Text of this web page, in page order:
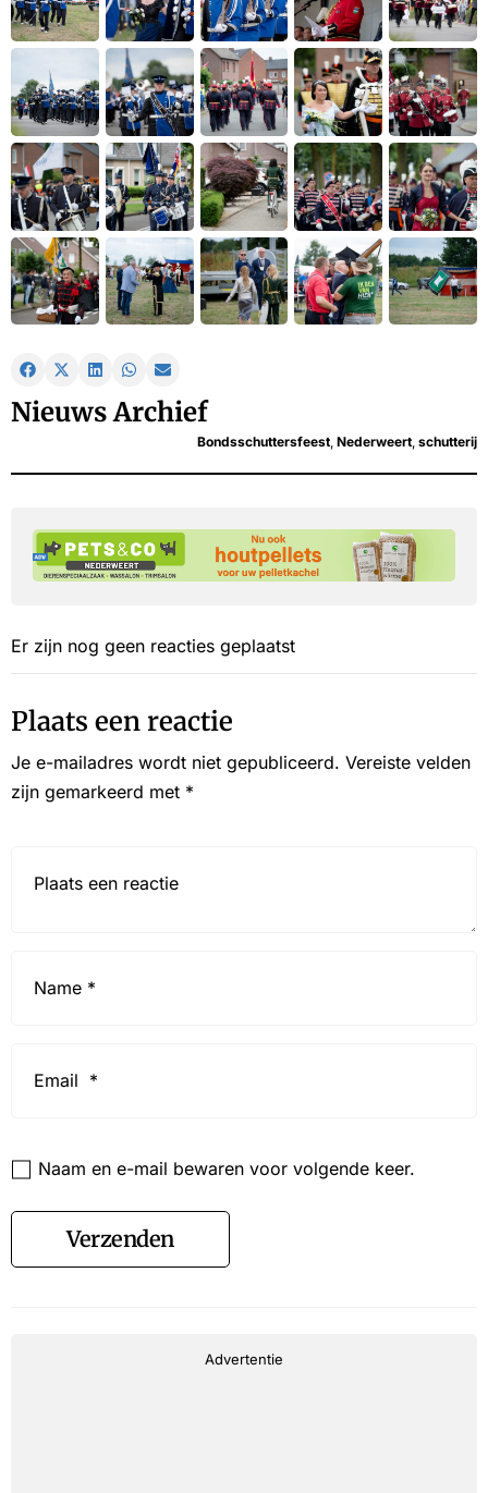
Nieuws Archief
Bondsschuttersfeest, Nederweert, schutterij
Er zijn nog geen reacties geplaatst
Plaats een reactie
Je e-mailadres wordt niet gepubliceerd. Vereiste velden
zijn gemarkeerd met *
Naam en e-mail bewaren voor volgende keer.
Verzenden
Advertentie